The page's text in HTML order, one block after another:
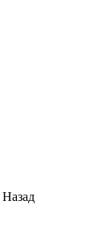
Назад